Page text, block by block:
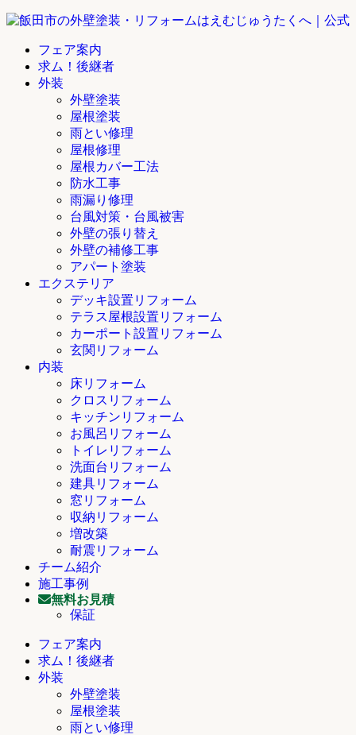
フェア案内
求ム！後継者
外装
外壁塗装
屋根塗装
雨とい修理
屋根修理
屋根カバー工法
防水工事
雨漏り修理
台風対策・台風被害
外壁の張り替え
外壁の補修工事
アパート塗装
エクステリア
デッキ設置リフォーム
テラス屋根設置リフォーム
カーポート設置リフォーム
玄関リフォーム
内装
床リフォーム
クロスリフォーム
キッチンリフォーム
お風呂リフォーム
トイレリフォーム
洗面台リフォーム
建具リフォーム
窓リフォーム
収納リフォーム
増改築
耐震リフォーム
チーム紹介
施工事例
無料お見積
保証
フェア案内
求ム！後継者
外装
外壁塗装
屋根塗装
雨とい修理